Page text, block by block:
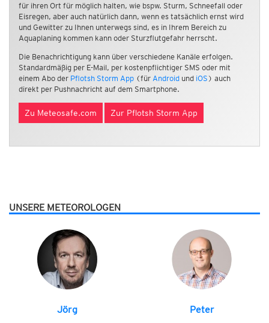
für ihren Ort für möglich halten, wie bspw. Sturm, Schneefall oder
Eisregen, aber auch natürlich dann, wenn es tatsächlich ernst wird
und Gewitter zu Ihnen unterwegs sind, es in Ihrem Bereich zu
Aquaplaning kommen kann oder Sturzflutgefahr herrscht.
Die Benachrichtigung kann über verschiedene Kanäle erfolgen.
Standardmäßig per E-Mail, per kostenpflichtiger SMS oder mit
einem Abo der Pflotsh Storm App (für Android und iOS ) auch
direkt per Pushnachricht auf dem Smartphone.
Zu Meteosafe.com Zur Pflotsh Storm App
UNSERE METEOROLOGEN
Jörg Peter